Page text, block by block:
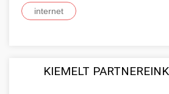
internet
KIEMELT PARTNEREINK